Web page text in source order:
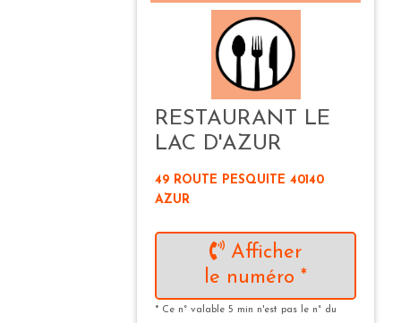
RESTAURANT LE
LAC D'AZUR
49 ROUTE PESQUITE 40140
AZUR
Afficher
le numéro *
* Ce n° valable 5 min n'est pas le n° du